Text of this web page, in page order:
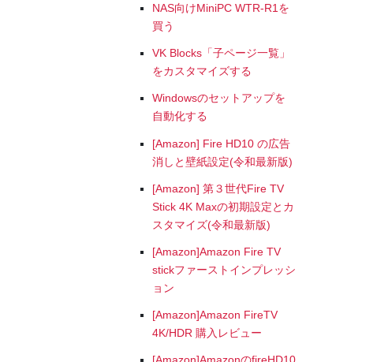
NAS向けMiniPC WTR-R1を
買う
VK Blocks「子ページ一覧」
をカスタマイズする
Windowsのセットアップを
自動化する
[Amazon] Fire HD10 の広告
消しと壁紙設定(令和最新版)
[Amazon] 第３世代Fire TV
Stick 4K Maxの初期設定とカ
スタマイズ(令和最新版)
[Amazon]Amazon Fire TV
stickファーストインプレッシ
ョン
[Amazon]Amazon FireTV
4K/HDR 購入レビュー